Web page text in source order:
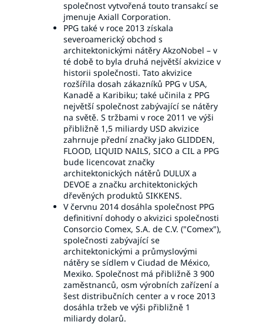
společnost vytvořená touto transakcí se
jmenuje Axiall Corporation.
PPG také v roce 2013 získala
severoamerický obchod s
architektonickými nátěry AkzoNobel – v
té době to byla druhá největší akvizice v
historii společnosti. Tato akvizice
rozšířila dosah zákazníků PPG v USA,
Kanadě a Karibiku; také učinila z PPG
největší společnost zabývající se nátěry
na světě. S tržbami v roce 2011 ve výši
přibližně 1,5 miliardy USD akvizice
zahrnuje přední značky jako GLIDDEN,
FLOOD, LIQUID NAILS, SICO a CIL a PPG
bude licencovat značky
architektonických nátěrů DULUX a
DEVOE a značku architektonických
dřevěných produktů SIKKENS.
V červnu 2014 dosáhla společnost PPG
definitivní dohody o akvizici společnosti
Consorcio Comex, S.A. de C.V. ("Comex"),
společnosti zabývající se
architektonickými a průmyslovými
nátěry se sídlem v Ciudad de México,
Mexiko. Společnost má přibližně 3 900
zaměstnanců, osm výrobních zařízení a
šest distribučních center a v roce 2013
dosáhla tržeb ve výši přibližně 1
miliardy dolarů.